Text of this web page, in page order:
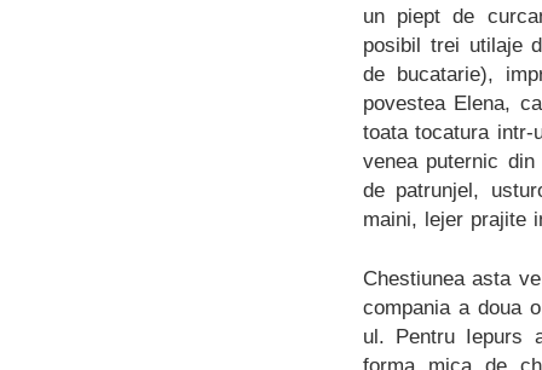
un piept de
posibil trei utilaje
de bucatarie),
povestea Elena,
toata tocatura intr-
venea puternic
de patrunjel,
maini, lejer prajite
Chestiunea asta
compania a doua
ul. Pentru Iepurs
forma mica de